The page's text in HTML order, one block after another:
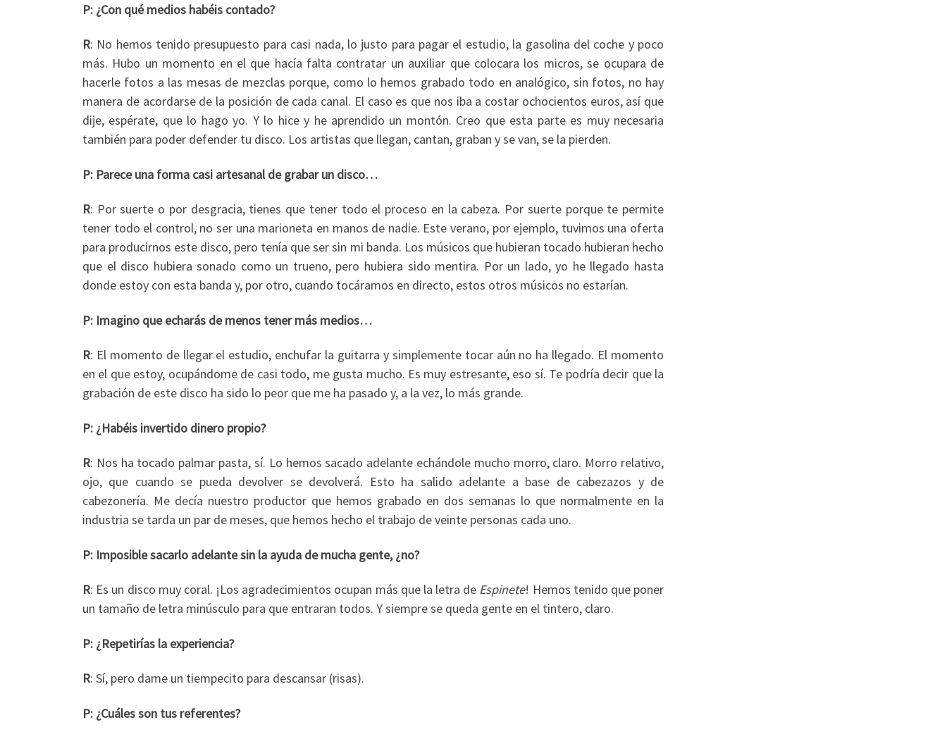
P: ¿Con qué medios habéis contado?
R: No hemos tenido presupuesto para casi nada, lo justo para pagar el estudio, la gasolina del coche y poco
más. Hubo un momento en el que hacía falta contratar un auxiliar que colocara los micros, se ocupara de
hacerle fotos a las mesas de mezclas porque, como lo hemos grabado todo en analógico, sin fotos, no hay
manera de acordarse de la posición de cada canal. El caso es que nos iba a costar ochocientos euros, así que
dije, espérate, que lo hago yo. Y lo hice y he aprendido un montón. Creo que esta parte es muy necesaria
también para poder defender tu disco. Los artistas que llegan, cantan, graban y se van, se la pierden.
P: Parece una forma casi artesanal de grabar un disco…
R: Por suerte o por desgracia, tienes que tener todo el proceso en la cabeza. Por suerte porque te permite
tener todo el control, no ser una marioneta en manos de nadie. Este verano, por ejemplo, tuvimos una oferta
para producirnos este disco, pero tenía que ser sin mi banda. Los músicos que hubieran tocado hubieran hecho
que el disco hubiera sonado como un trueno, pero hubiera sido mentira. Por un lado, yo he llegado hasta
donde estoy con esta banda y, por otro, cuando tocáramos en directo, estos otros músicos no estarían.
P: Imagino que echarás de menos tener más medios…
R: El momento de llegar el estudio, enchufar la guitarra y simplemente tocar aún no ha llegado. El momento
en el que estoy, ocupándome de casi todo, me gusta mucho. Es muy estresante, eso sí. Te podría decir que la
grabación de este disco ha sido lo peor que me ha pasado y, a la vez, lo más grande.
P: ¿Habéis invertido dinero propio?
R: Nos ha tocado palmar pasta, sí. Lo hemos sacado adelante echándole mucho morro, claro. Morro relativo,
ojo, que cuando se pueda devolver se devolverá. Esto ha salido adelante a base de cabezazos y de
cabezonería. Me decía nuestro productor que hemos grabado en dos semanas lo que normalmente en la
industria se tarda un par de meses, que hemos hecho el trabajo de veinte personas cada uno.
P: Imposible sacarlo adelante sin la ayuda de mucha gente, ¿no?
R: Es un disco muy coral. ¡Los agradecimientos ocupan más que la letra de Espinete! Hemos tenido que poner
un tamaño de letra minúsculo para que entraran todos. Y siempre se queda gente en el tintero, claro.
P: ¿Repetirías la experiencia?
R: Sí, pero dame un tiempecito para descansar (risas).
P: ¿Cuáles son tus referentes?